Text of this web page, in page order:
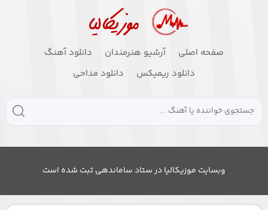
صفحه اصلی آرشیو هنرمندان
دانلود آهنگ
دانلود ریمیکس
دانلود مداحی
وبسایت موزیکالیا در ستاد ساماندهی ثبت شده است